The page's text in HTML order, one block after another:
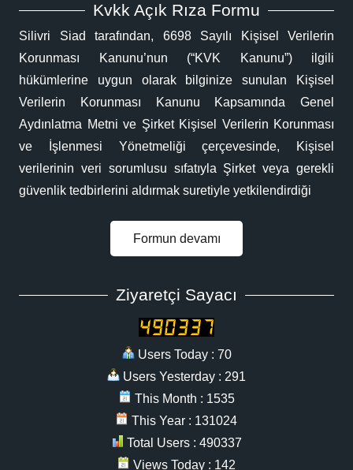
Kvkk Açık Rıza Formu
Silivri Siad tarafından, 6698 Sayılı Kişisel Verilerin
Korunması Kanunu’nun (“KVK Kanunu”) ilgili
hükümlerine uygun olarak bilginize sunulan Kişisel
Verilerin Korunması Kanunu Kapsamında Genel
Aydınlatma Metni ve Şirket Kişisel Verilerin Korunması
ve İşlenmesi Yönetmeliği çerçevesinde, Kişisel
verilerinin veri sorumlusu sıfatıyla Şirket veya gerekli
güvenlik tedbirlerini aldırmak suretiyle yetkilendirdiği
Formun devamı
Ziyaretçi Sayacı
Users Today : 70
Users Yesterday : 291
This Month : 1535
This Year : 131024
Total Users : 490337
Views Today : 142